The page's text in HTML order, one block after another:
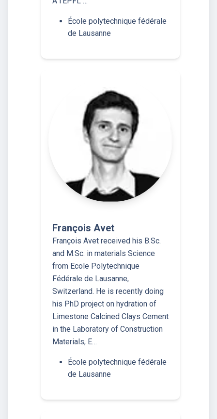
École polytechnique fédérale
de Lausanne
François Avet
François Avet received his B.Sc.
and M.Sc. in materials Science
from Ecole Polytechnique
Fédérale de Lausanne,
Switzerland. He is recently doing
his PhD project on hydration of
Limestone Calcined Clays Cement
in the Laboratory of Construction
Materials, E…
École polytechnique fédérale
de Lausanne